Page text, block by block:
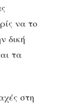
να το
δική
τα
στη